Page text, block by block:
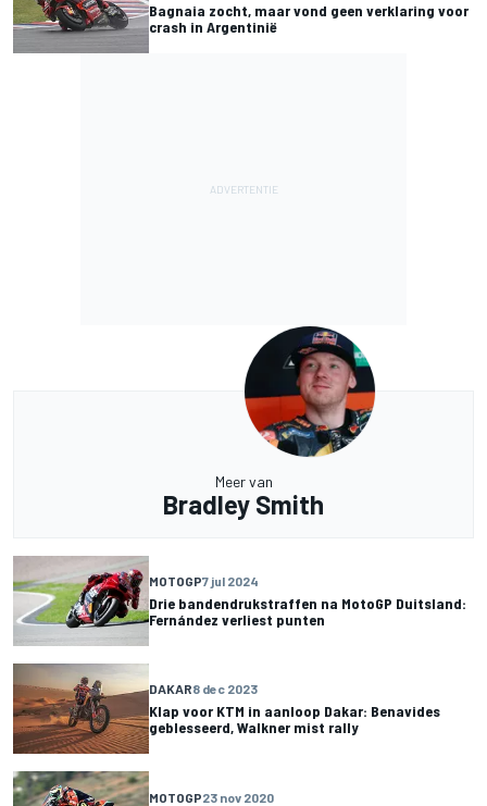
Bagnaia zocht, maar vond geen verklaring voor
crash in Argentinië
Meer van
Bradley Smith
MOTOGP7 jul 2024
Drie bandendrukstraffen na MotoGP Duitsland:
Fernández verliest punten
DAKAR8 dec 2023
Klap voor KTM in aanloop Dakar: Benavides
geblesseerd, Walkner mist rally
MOTOGP23 nov 2020